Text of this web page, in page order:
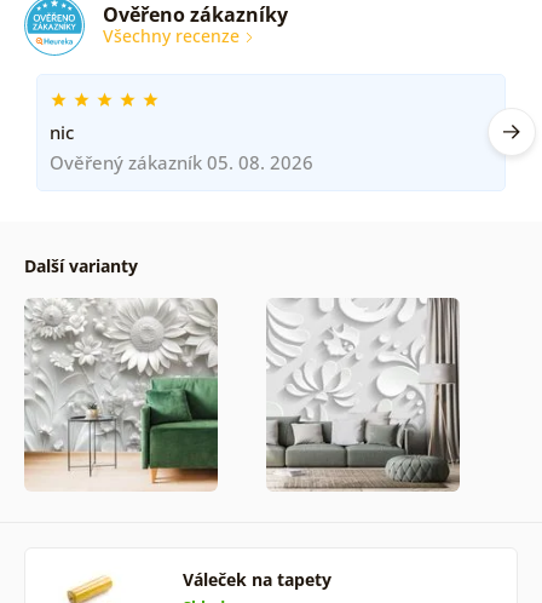
Ověřeno zákazníky
Všechny recenze
nic
Ověřený zákazník 05. 08. 2026
Další varianty
Váleček na tapety